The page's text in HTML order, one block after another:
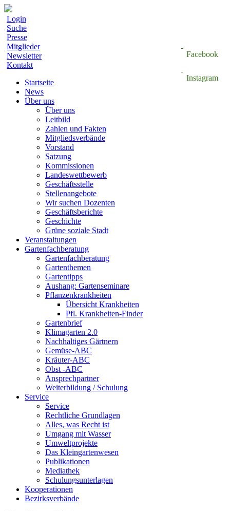
Login
Facebook
Instagram
Suche
Presse
Mitglieder
Newsletter
Kontakt
Startseite
News
Über uns
Über uns
Leitbild
Zahlen und Fakten
Mitgliedsverbände
Vorstand
Satzung
Kommissionen
Landeswettbewerb
Geschäftsstelle
Stellenangebote
Wir suchen Dozenten
Geschäftsberichte
Geschichte
Grüne soziale Stadt
Veranstaltungen
Gartenfachberatung
Gartenfachberatung
Gartenthemen
Gartentipps
Aushang: Gartenseminare
Pflanzenkrankheiten
Übersicht Krankheiten
Pfl. Krankheiten-Finder
Gartenbrief
Klimagarten 2.0
Nachhaltiges Gärtnern
Gemüse-ABC
Kräuter-ABC
Obst -ABC
Ansprechpartner
Weiterbildung / Schulung
Service
Service
Rechtliche Grundlagen
Alles, was Recht ist
Umgang mit Wasser
Umweltprojekte
Das Kleingartenwesen
Publikationen
Mediathek
Schulungsunterlagen
Kooperationen
Bezirksverbände